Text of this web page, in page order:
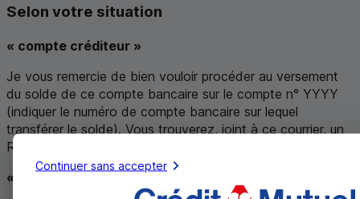
Selon votre situation
« compte créditeur »
Je vous remercie de bien vouloir procéder au versement
du solde de ce compte bancaire sur le compte n° YYYY
(indiquer le numéro de compte bancaire sur lequel
transférer le solde). Vous trouverez, joint à ce courrier, un
RIB pour cette opération.
« compte débiteur »
Continuer sans accepter